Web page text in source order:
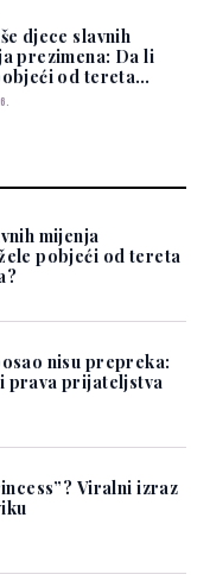
djece slavnih
prezimena: Da li
od tereta
roditelja?
mijenja
pobjeći od tereta
nisu prepreka:
prava prijateljstva
Viralni izraz